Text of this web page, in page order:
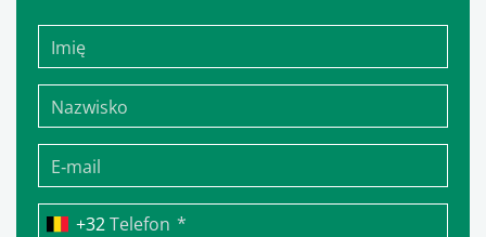
Telefon *